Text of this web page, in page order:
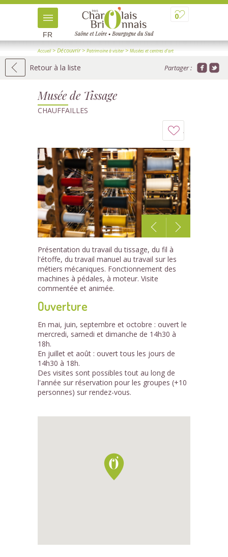
0
FR
Accueil> Découvrir> Patrimoine à visiter> Musées et centres d'art
Retour à la liste Partager :
Musée de Tissage
CHAUFFAILLES
à
mon
carnet
1 /6
Présentation du travail du tissage, du fil à
l'étoffe, du travail manuel au travail sur les
métiers mécaniques. Fonctionnement des
machines à pédales, à moteur. Visite
commentée et animée.
Ouverture
En mai, juin, septembre et octobre : ouvert le
mercredi, samedi et dimanche de 14h30 à
18h.
En juillet et août : ouvert tous les jours de
14h30 à 18h.
Des visites sont possibles tout au long de
l'année sur réservation pour les groupes (+10
personnes) sur rendez-vous.